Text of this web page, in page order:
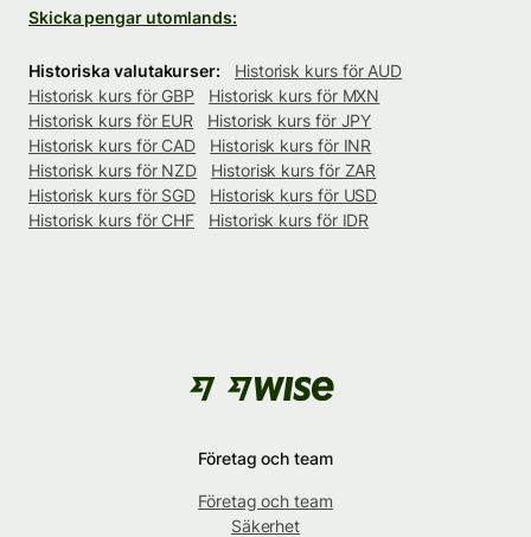
Skicka pengar utomlands:
Historiska valutakurser:
Historisk kurs för AUD
Historisk kurs för GBP
Historisk kurs för MXN
Historisk kurs för EUR
Historisk kurs för JPY
Historisk kurs för CAD
Historisk kurs för INR
Historisk kurs för NZD
Historisk kurs för ZAR
Historisk kurs för SGD
Historisk kurs för USD
Historisk kurs för CHF
Historisk kurs för IDR
Företag och team
Företag och team
Säkerhet